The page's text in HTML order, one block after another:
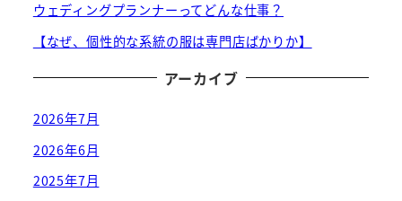
ウェディングプランナーってどんな仕事？
【なぜ、個性的な系統の服は専門店ばかりか】
アーカイブ
2026年7月
2026年6月
2025年7月